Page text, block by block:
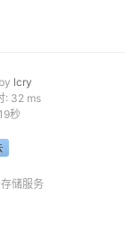
lcry
: 32 ms
秒
储服务